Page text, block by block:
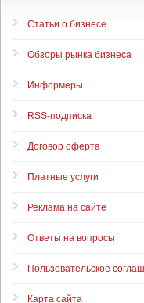
Статьи о бизнесе
Обзоры рынка бизнеса
Информеры
RSS-подписка
Договор оферта
Платные услуги
Реклама на сайте
Ответы на вопросы
Пользовательское
Карта сайта